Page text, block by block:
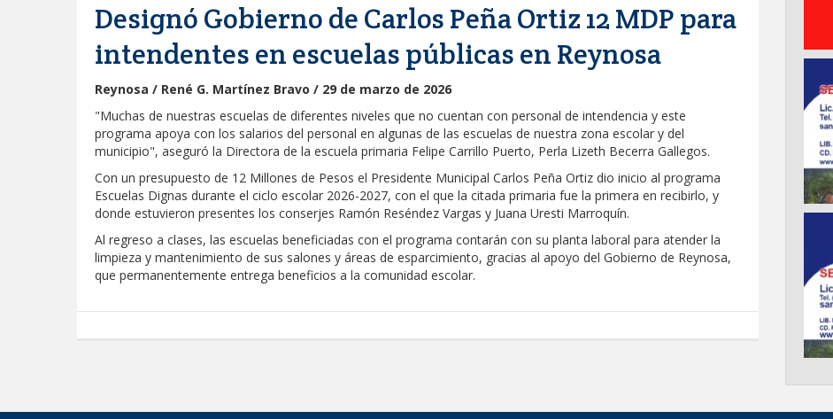
Designó Gobierno de Carlos Peña Ortiz 12 MDP para
intendentes en escuelas públicas en Reynosa
Reynosa / René G. Martínez Bravo / 29 de marzo de 2026
"Muchas de nuestras escuelas de diferentes niveles que no cuentan con personal de intendencia y este
programa apoya con los salarios del personal en algunas de las escuelas de nuestra zona escolar y del
municipio", aseguró la Directora de la escuela primaria Felipe Carrillo Puerto, Perla Lizeth Becerra Gallegos.
Con un presupuesto de 12 Millones de Pesos el Presidente Municipal Carlos Peña Ortiz dio inicio al programa
Escuelas Dignas durante el ciclo escolar 2026-2027, con el que la citada primaria fue la primera en recibirlo, y
donde estuvieron presentes los conserjes Ramón Reséndez Vargas y Juana Uresti Marroquín.
Al regreso a clases, las escuelas beneficiadas con el programa contarán con su planta laboral para atender la
limpieza y mantenimiento de sus salones y áreas de esparcimiento, gracias al apoyo del Gobierno de Reynosa,
que permanentemente entrega beneficios a la comunidad escolar.